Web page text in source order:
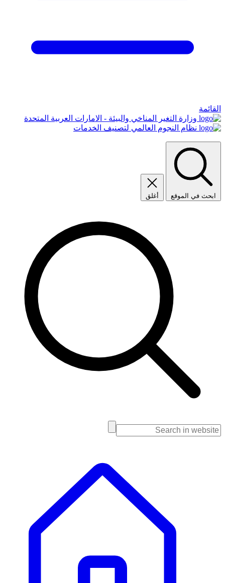
القائمة
وزارة التغير المناخي والبيئة - الامارات العربية المتحدة
نظام النجوم العالمي لتصنيف الخدمات
ابحث في الموقع أغلق